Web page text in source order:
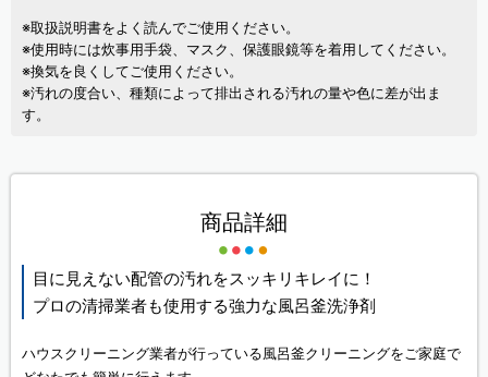
※取扱説明書をよく読んでご使用ください。
※使用時には炊事用手袋、マスク、保護眼鏡等を着用してください。
※換気を良くしてご使用ください。
※汚れの度合い、種類によって排出される汚れの量や色に差が出ま
す。
商品詳細
目に見えない配管の汚れをスッキリキレイに！
プロの清掃業者も使用する強力な風呂釜洗浄剤
ハウスクリーニング業者が行っている風呂釜クリーニングをご家庭で